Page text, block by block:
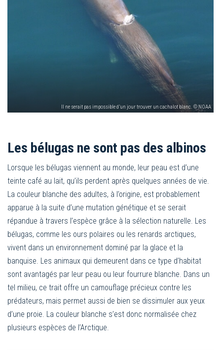
Il ne serait pas impossible d’un jour trouver un cachalot blanc. © NOAA
Les bélugas ne sont pas des albinos
Lorsque les bélugas viennent au monde, leur peau est d’une
teinte café au lait, qu’ils perdent après quelques années de vie.
La couleur blanche des adultes, à l’origine, est probablement
apparue à la suite d’une mutation génétique et se serait
répandue à travers l’espèce grâce à la sélection naturelle. Les
bélugas, comme les ours polaires ou les renards arctiques,
vivent dans un environnement dominé par la glace et la
banquise. Les animaux qui demeurent dans ce type d’habitat
sont avantagés par leur peau ou leur fourrure blanche. Dans un
tel milieu, ce trait offre un camouflage précieux contre les
prédateurs, mais permet aussi de bien se dissimuler aux yeux
d’une proie. La couleur blanche s’est donc normalisée chez
plusieurs espèces de l’Arctique.